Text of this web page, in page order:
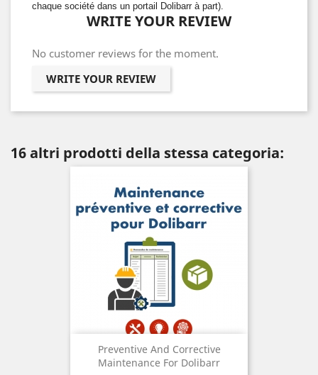
chaque société dans un portail Dolibarr à part).
WRITE YOUR REVIEW
No customer reviews for the moment.
WRITE YOUR REVIEW
16 altri prodotti della stessa categoria:
Preventive And Corrective
Maintenance For Dolibarr